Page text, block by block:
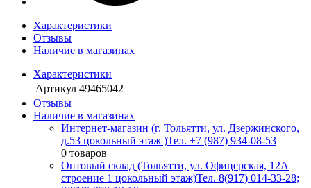
Характеристики
Отзывы
Наличие в магазинах
Характеристики
Артикул 49465042
Отзывы
Наличие в магазинах
Интернет-магазин (г. Тольятти, ул. Дзержинского,
д.53 цокольный этаж )Тел. +7 (987) 934-08-53
0 товаров
Оптовый склад (Тольятти, ул. Офицерская, 12А
строение 1 цокольный этаж)Тел. 8(917) 014-33-28;